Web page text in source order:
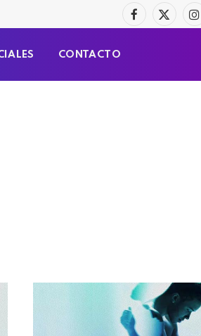
Facebook
X
CONTACTO